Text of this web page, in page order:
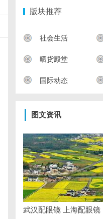
版块推荐
社会生活
晒货殿堂
国际动态
图文资讯
武汉配眼镜 上海配眼镜